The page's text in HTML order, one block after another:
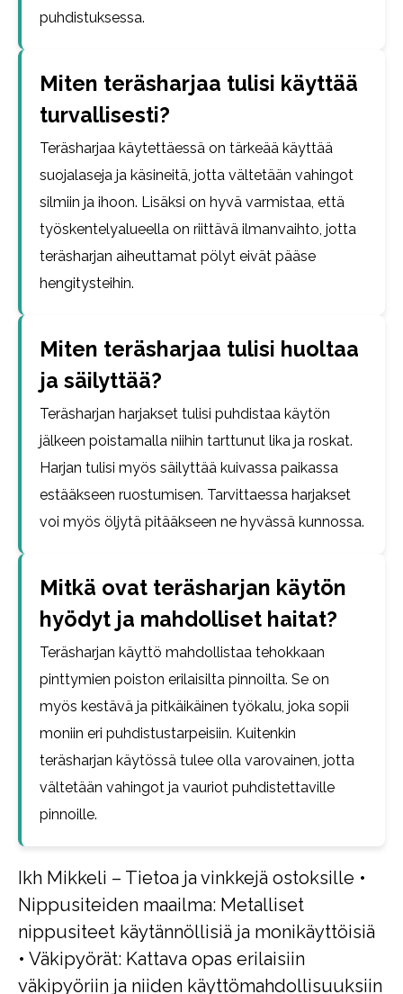
puhdistuksessa.
Miten teräsharjaa tulisi käyttää
turvallisesti?
Teräsharjaa käytettäessä on tärkeää käyttää
suojalaseja ja käsineitä, jotta vältetään vahingot
silmiin ja ihoon. Lisäksi on hyvä varmistaa, että
työskentelyalueella on riittävä ilmanvaihto, jotta
teräsharjan aiheuttamat pölyt eivät pääse
hengitysteihin.
Miten teräsharjaa tulisi huoltaa
ja säilyttää?
Teräsharjan harjakset tulisi puhdistaa käytön
jälkeen poistamalla niihin tarttunut lika ja roskat.
Harjan tulisi myös säilyttää kuivassa paikassa
estääkseen ruostumisen. Tarvittaessa harjakset
voi myös öljytä pitääkseen ne hyvässä kunnossa.
Mitkä ovat teräsharjan käytön
hyödyt ja mahdolliset haitat?
Teräsharjan käyttö mahdollistaa tehokkaan
pinttymien poiston erilaisilta pinnoilta. Se on
myös kestävä ja pitkäikäinen työkalu, joka sopii
moniin eri puhdistustarpeisiin. Kuitenkin
teräsharjan käytössä tulee olla varovainen, jotta
vältetään vahingot ja vauriot puhdistettaville
pinnoille.
Ikh Mikkeli – Tietoa ja vinkkejä ostoksille •
Nippusiteiden maailma: Metalliset
nippusiteet käytännöllisiä ja monikäyttöisiä
• Väkipyörät: Kattava opas erilaisiin
väkipyöriin ja niiden käyttömahdollisuuksiin